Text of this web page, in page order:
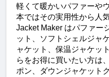
軽くて暖かいパファーや
本ではその実用性から人
Jacket Maker はパファー
ット、ソフトシェルジャ
ャケット、保温ジャケッ
らをお得に買いたい方は
ポン、ダウンジャケット